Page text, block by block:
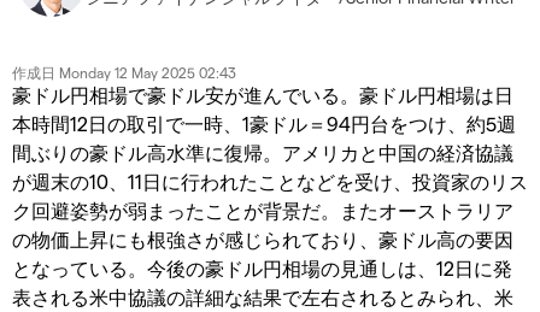
作成日 Monday 12 May 2025 02:43
豪ドル円相場で豪ドル安が進んでいる。豪ドル円相場は日
本時間12日の取引で一時、1豪ドル＝94円台をつけ、約5週
間ぶりの豪ドル高水準に復帰。アメリカと中国の経済協議
が週末の10、11日に行われたことなどを受け、投資家のリス
ク回避姿勢が弱まったことが背景だ。またオーストラリア
の物価上昇にも根強さが感じられており、豪ドル高の要因
となっている。今後の豪ドル円相場の見通しは、12日に発
表される米中協議の詳細な結果で左右されるとみられ、米